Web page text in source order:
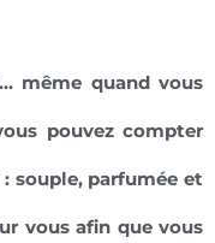
même quand vous
pouvez compter
souple, parfumée et
vous afin que vous